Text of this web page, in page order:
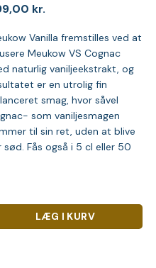
kr.
Vanilla fremstilles ved at
Meukow VS Cognac
naturlig vaniljeekstrakt, og
er en utrolig fin
smag, hvor såvel
som vaniljesmagen
til sin ret, uden at blive
sød. Fås også i 5 cl eller 50
LÆG I KURV